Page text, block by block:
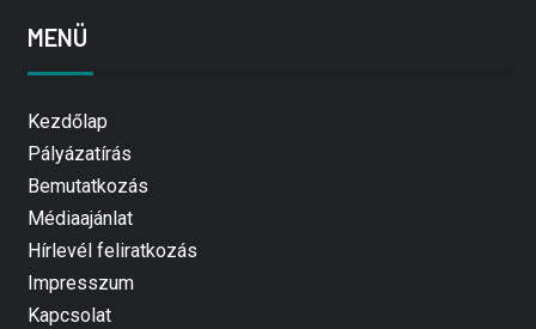
MENÜ
Kezdőlap
Pályázatírás
Bemutatkozás
Médiaajánlat
Hírlevél feliratkozás
Impresszum
Kapcsolat